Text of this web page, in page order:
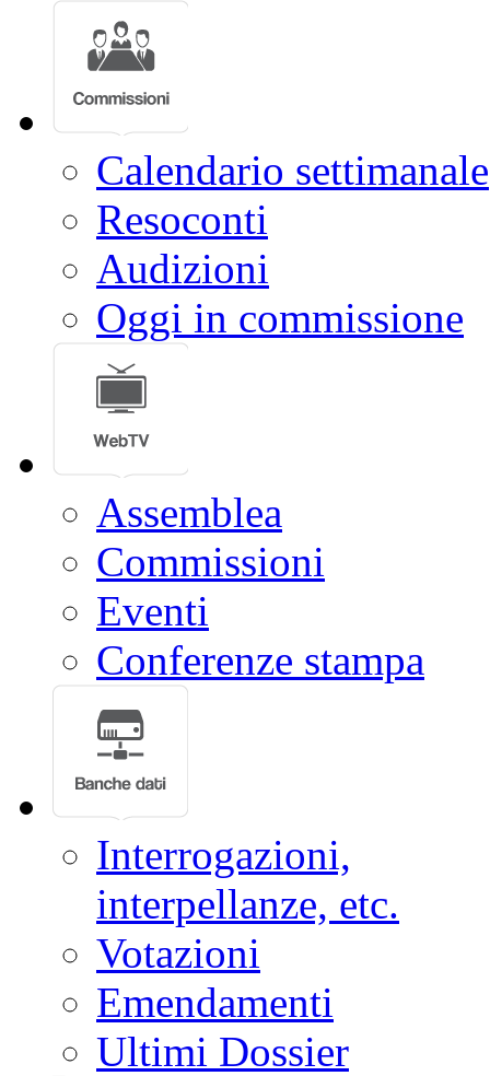
Calendario settimanale
Resoconti
Audizioni
Oggi in commissione
Assemblea
Commissioni
Eventi
Conferenze stampa
Interrogazioni,
interpellanze, etc.
Votazioni
Emendamenti
Ultimi Dossier